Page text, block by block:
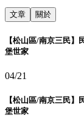
文章 關於
【松山區/南京三民
堡世家
04/21
【松山區/南京三民
堡世家